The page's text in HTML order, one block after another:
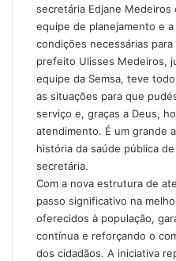
secretária Edjane Medeiros
equipe de planejamento e
condições necessárias para
prefeito Ulisses Medeiros,
equipe da Semsa, teve
as situações para que
serviço e, graças a Deus,
atendimento. É um grande
história da saúde pública
secretária.
Com a nova estrutura de
passo significativo na
oferecidos à população,
contínua e reforçando o
dos cidadãos. A iniciativa